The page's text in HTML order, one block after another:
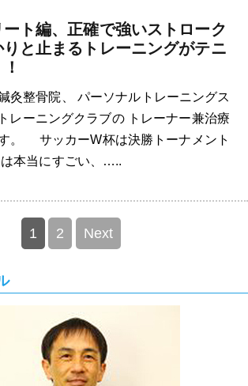
ト編、正確で強いストローク
と止まるトレーニングがテニ
灸整骨院、 パーソナルトレーニングス
レーニングクラブの トレーナー兼治療
。 サッカーW杯は決勝トーナメント
本当にすごい、…..
1 2 Next